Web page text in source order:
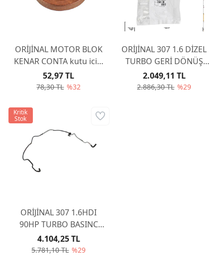
ORİJİNAL MOTOR BLOK
KENAR CONTA kutu ici 4
adet 15708
78,30 TL %32
52,97 TL
ORİJİNAL 307 1.6 DİZEL
TURBO GERİ DÖNÜŞ
BORU 1.6 DV6 90HP
38128
2.886,30 TL %29
2.049,11 TL
ORİJİNAL 307 1.6HDI
90HP TURBO BASINC
VALF - VAKUM DEPO
ARASI HORTUM DV6
5.781,10 TL %29
4.104,25 TL
Kritik
Stok